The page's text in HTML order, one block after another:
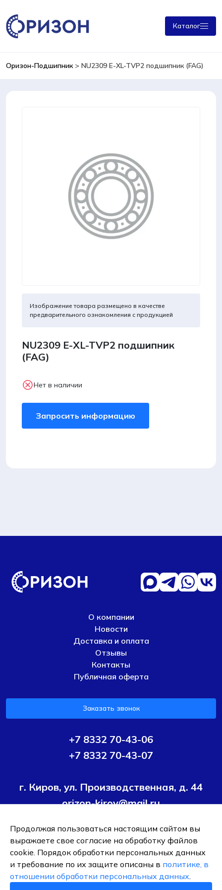
Каталог
Оризон-Подшипник> NU2309 E-XL-TVP2 подшипник (FAG)
Изображение товара размещено в качестве
предварительного ознакомления с продукцией
NU2309 E-XL-TVP2 подшипник
(FAG)
Нет в наличии
Запросить информацию
О компании
Новости
Доставка и оплата
Отзывы
Контакты
Публичная оферта
Заказать звонок
+7 8332 70-43-06
+7 8332 70-43-07
г. Киров, ул. Производственная, д. 44
orizon-kirov@mail.ru
Условия политики конфиденциальности
Согласие на
обработку персональных данных
ОБЩЕСТВО С ОГРАНИЧЕННОЙ ОТВЕТСТВЕННОСТЬЮ ТК
"ОРИЗОН-ПОДШИПНИК"
Продолжая пользоваться настоящим сайтом вы
выражаете свое согласие на обработку файлов
cookie. Порядок обработки персональных данных
и требование по их защите описаны в политике, в
отношении обработки персональных данных.